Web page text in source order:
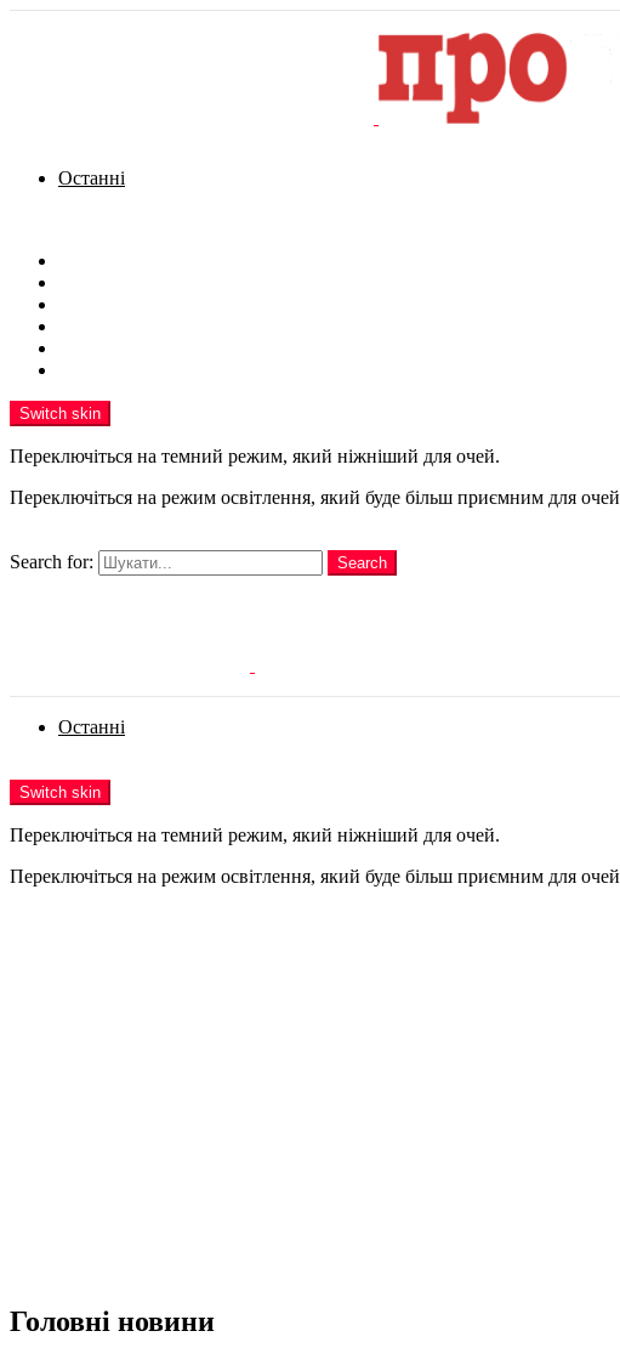
Останні
Switch skin
Переключіться на темний режим, який ніжніший для очей.
Переключіться на режим освітлення, який буде більш приємним для
Search for:
Search
Останні
Switch skin
Переключіться на темний режим, який ніжніший для очей.
Переключіться на режим освітлення, який буде більш приємним для
Головні новини